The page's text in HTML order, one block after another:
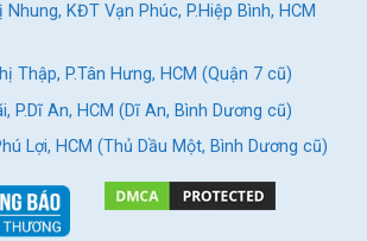
KĐT Vạn Phúc, P.Hiệp Bình, HCM
Thập, P.Tân Hưng, HCM (Quận 7 cũ)
P.Dĩ An, HCM (Dĩ An, Bình Dương cũ)
Lợi, HCM (Thủ Dầu Một, Bình Dương cũ)